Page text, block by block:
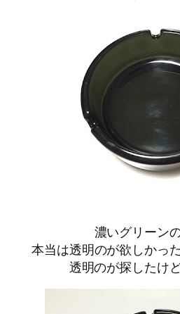
濃いグリーン
本当は透明のが欲しかっ
透明のが探したけ